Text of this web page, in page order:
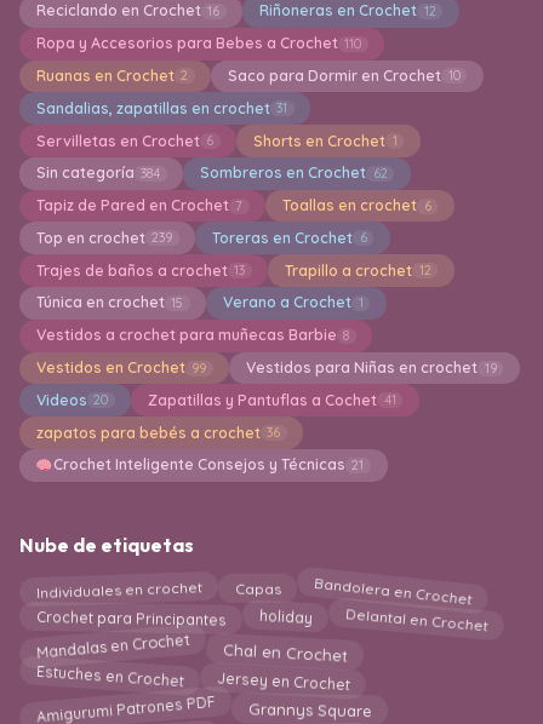
Reciclando en Crochet 16 Riñoneras en Crochet 12
Ropa y Accesorios para Bebes a Crochet 110
Ruanas en Crochet 2 Saco para Dormir en Crochet 10
Sandalias, zapatillas en crochet 31
Servilletas en Crochet 6 Shorts en Crochet 1
Sin categoría 384 Sombreros en Crochet 62
Tapiz de Pared en Crochet 7 Toallas en crochet 6
Top en crochet 239 Toreras en Crochet 6
Trajes de baños a crochet 13 Trapillo a crochet 12
Túnica en crochet 15 Verano a Crochet 1
Vestidos a crochet para muñecas Barbie 8
Vestidos en Crochet 99 Vestidos para Niñas en crochet 19
Videos 20 Zapatillas y Pantuflas a Cochet 41
zapatos para bebés a crochet 36
Crochet Inteligente Consejos y Técnicas 21
Nube de etiquetas
Individuales en crochet Capas Bandolera en Crochet
Crochet para Principantes holiday Delantal en Crochet
Mandalas en Crochet Chal en Crochet
Estuches en Crochet Jersey en Crochet
Amigurumi Patrones PDF Grannys Square